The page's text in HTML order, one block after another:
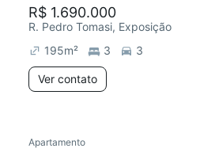
R$ 1.690.000
R. Pedro Tomasi, Exposição
195m² 3 3
Ver contato
Apartamento